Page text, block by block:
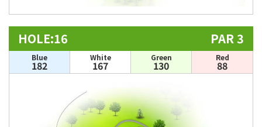
HOLE:16 PAR 3
Blue
182
White
167
Green
130
Red
88